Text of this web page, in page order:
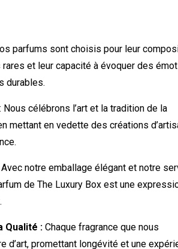
parfums sont choisis pour leur
et leur capacité à évoquer des
durables.
: Nous célébrons l’art et la tradition de la
mettant en vedette des créations
Avec notre emballage élégant et notre
de The Luxury Box est une
Qualité : Chaque fragrance que nous
d’art, promettant longévité et une